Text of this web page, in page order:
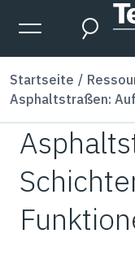
Skip to main content
Expanded Menu
Search
Startseite
Asphaltstraßen: